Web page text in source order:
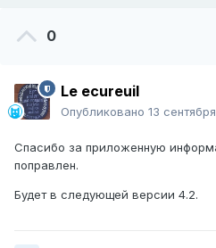
0
Le ecureuil
Опубликовано 13
Спасибо за приложенную
поправлен.
Будет в следующей версии 4.2.